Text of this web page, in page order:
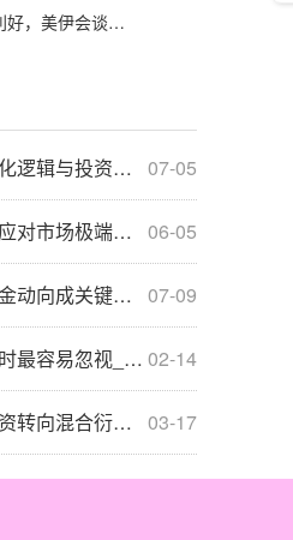
东方财富分析：线上实盘配资迎利好，美伊会谈提振日经指数或涨
07-05
资机遇新洞察》
06-05
场极端波动？
07-09
向成关键变量
02-14
易忽视_8232
03-17
生品对冲滞胀？